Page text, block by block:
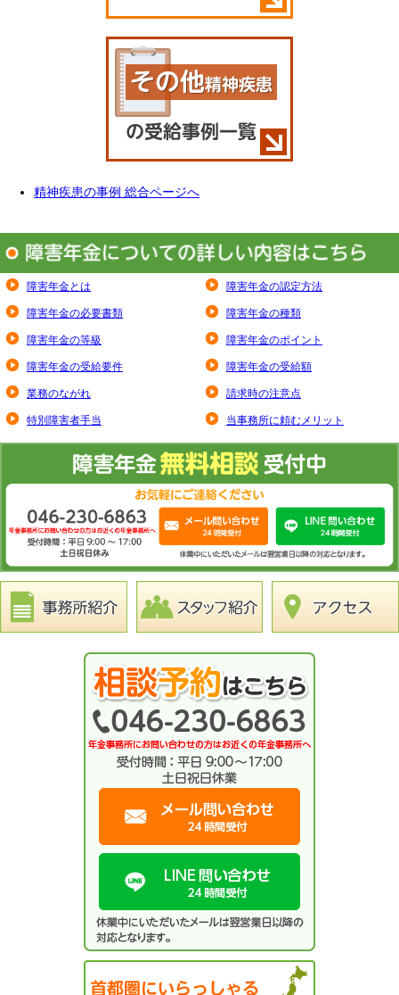
精神疾患の事例 総合ページへ
障害年金とは 障害年金の認定方法
障害年金の必要書類 障害年金の種類
障害年金の等級 障害年金のポイント
障害年金の受給要件 障害年金の受給額
業務のながれ 請求時の注意点
特別障害者手当 当事務所に頼むメリット